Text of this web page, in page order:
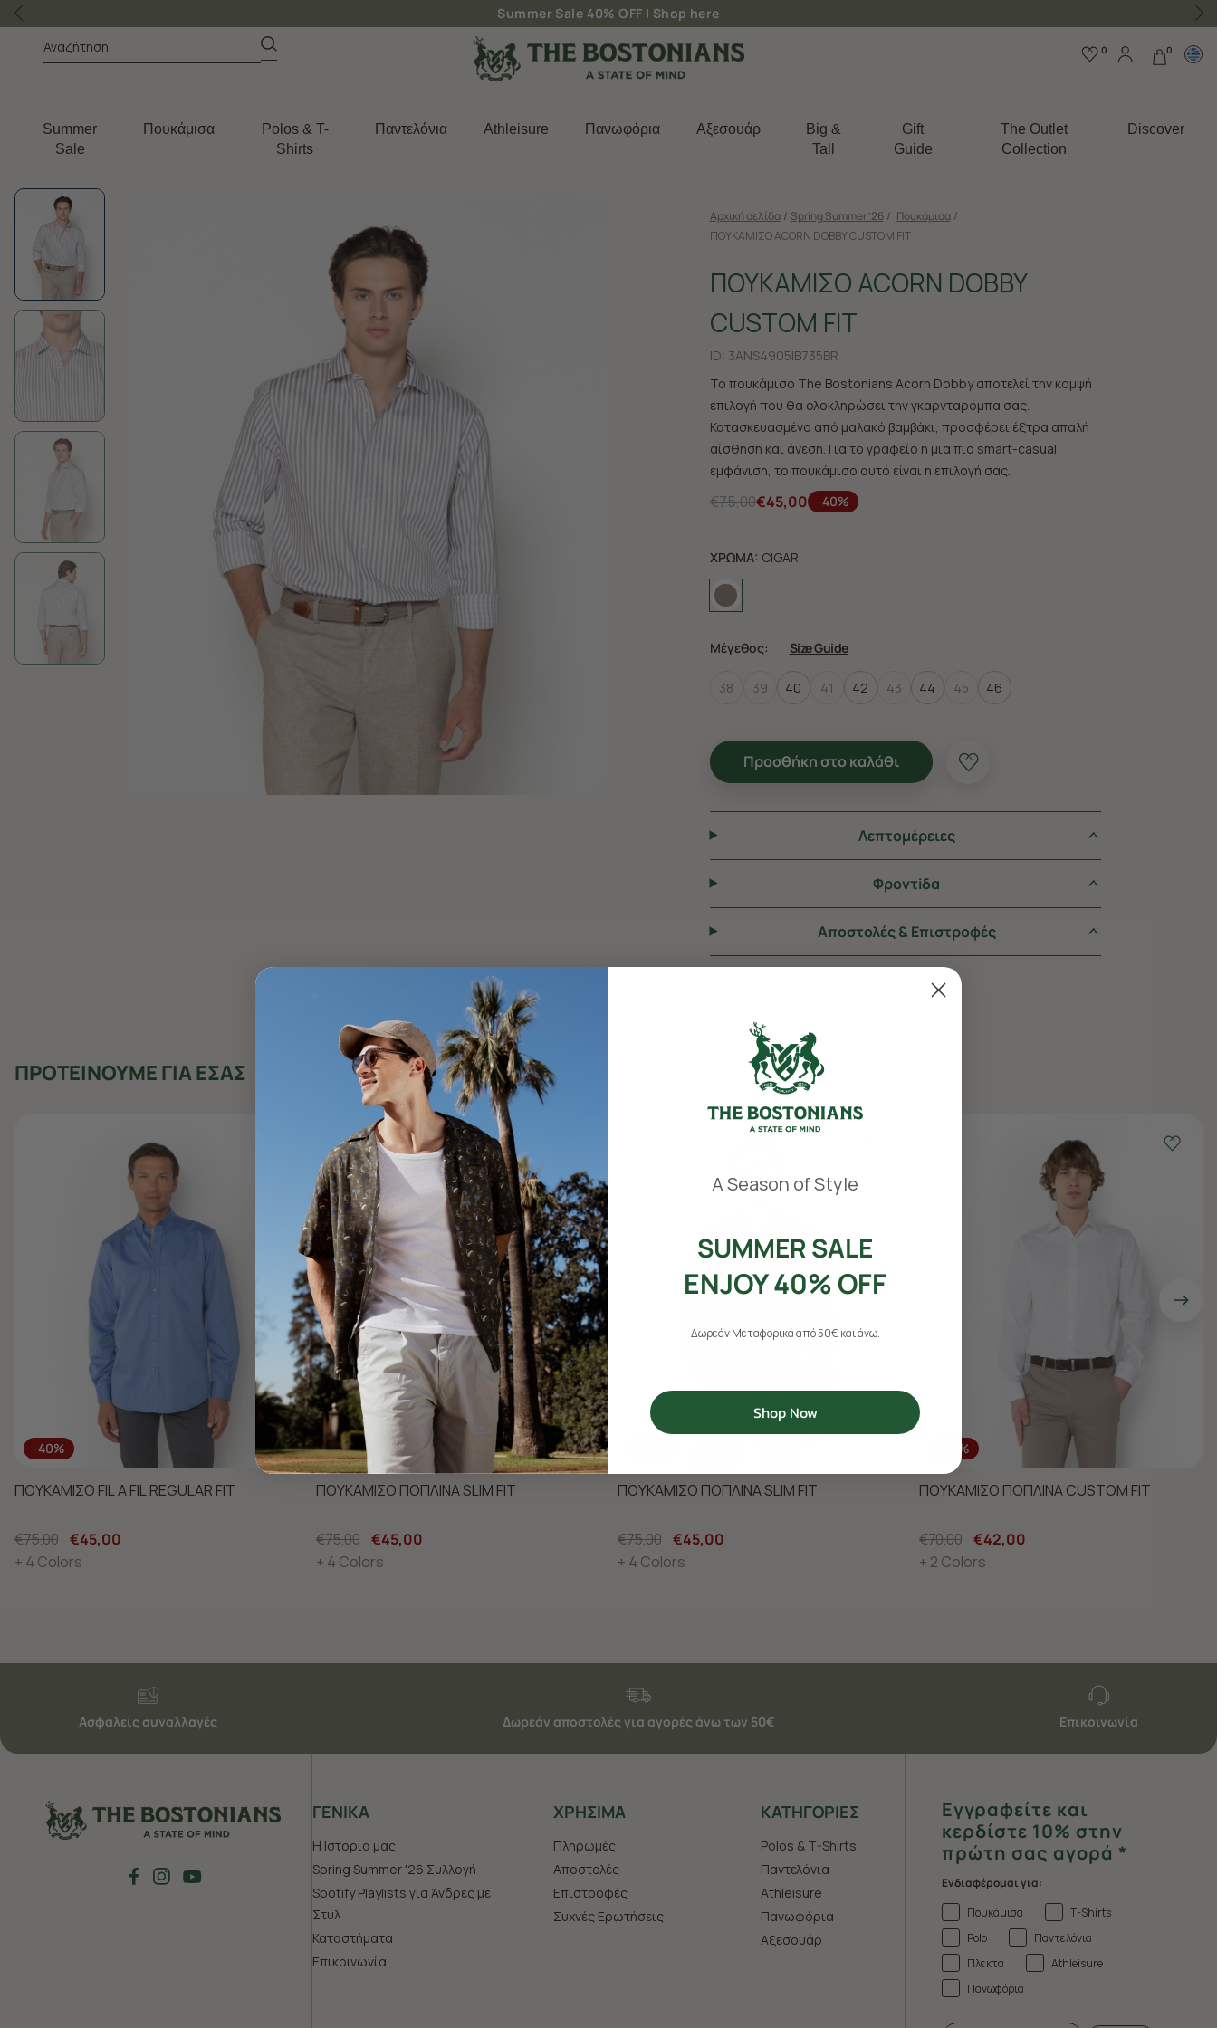
Δωρεάν μεταφορικά για παραγγελίες άνω των 50€
0 0
Summer
Sale
Πουκάμισα
Polos & T-
Shirts
Παντελόνια Athleisure Πανωφόρια Aξεσουάρ
Big &
Tall
Gift
Guide
The Outlet
Collection
Discover
Αρχική σελίδα / Spring Summer '26 / Πουκάμισα /
ΠΟΥΚΑΜΙΣΟ ACORN DOBBY CUSTOM FIT
ΠΟΥΚΑΜΙΣΟ ACORN DOBBY
CUSTOM FIT
ID: 3ANS4905|B735BR
Το πουκάμισο The Bostonians Acorn Dobby αποτελεί την κομψή
επιλογή που θα ολοκληρώσει την γκαρνταρόμπα σας.
Κατασκευασμένο από μαλακό βαμβάκι, προσφέρει έξτρα απαλή
αίσθηση και άνεση. Για το γραφείο ή μια πιο smart-casual
εμφάνιση, το πουκάμισο αυτό είναι η επιλογή σας.
€75,00€45,00 -40%
ΧΡΩΜΑ: CIGAR
Μέγεθος: Size Guide
38 39 40 41 42 43 44 45 46
Προσθήκη στο καλάθι
Λεπτομέρειες
Φροντiδα
Αποστολές & Επιστροφές
ΠΡΟΤΕΙΝΟΥΜΕ ΓΙΑ ΕΣΑΣ
-40%
ΠΟΥΚΑΜΙΣΟ FIL A FIL REGULAR FIT
€75,00 €45,00
+ 4 Colors
-40%
ΠΟΥΚΑΜΙΣΟ ΠΟΠΛΙΝΑ SLIM FIT
€75,00 €45,00
+ 4 Colors
ΠΟΥΚΑΜΙΣΟ ΠΟΠΛΙΝΑ SLIM FIT
€75,00 €45,00
+ 4 Colors
-40%
ΠΟΥΚΑΜΙΣΟ ΠΟΠΛΙΝΑ CUSTOM FIT
€70,00 €42,00
+ 2 Colors
Ασφαλείς συναλλαγές Δωρεάν αποστολές για αγορές άνω των 50€ Επικοινωνία
ΓΕΝΙΚΑ
Η Ιστορία μας
Spring Summer '26 Συλλογή
Spotify Playlists για Άνδρες με
Στυλ
Καταστήματα
Επικοινωνία
ΧΡHΣΙΜΑ
Πληρωμές
Αποστολές
Επιστροφές
Συχνές Ερωτήσεις
ΚΑΤΗΓΟΡΙΕΣ
Polos & T-Shirts
Παντελόνια
Athleisure
Πανωφόρια
Aξεσουάρ
Εγγραφείτε και
κερδίστε 10% στην
πρώτη σας αγορά *
Ενδιαφέρομαι για:
Πουκάμισα
T-Shirts
Polo
Παντελόνια
Πλεκτά
Athleisure
Πανωφόρια
A Season of Style
SUMMER SALE
ENJOY 40% OFF
Δωρεάν Μεταφορικά από 50€ και άνω.
Shop Now